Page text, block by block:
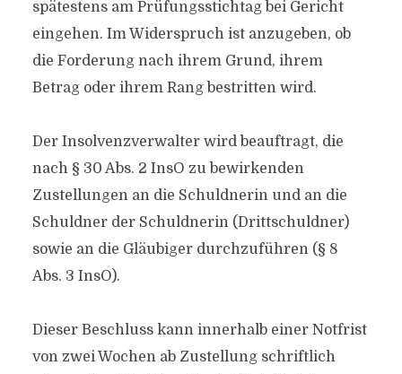
spätestens am Prüfungsstichtag bei Gericht
eingehen. Im Widerspruch ist anzugeben, ob
die Forderung nach ihrem Grund, ihrem
Betrag oder ihrem Rang bestritten wird.
Der Insolvenzverwalter wird beauftragt, die
nach § 30 Abs. 2 InsO zu bewirkenden
Zustellungen an die Schuldnerin und an die
Schuldner der Schuldnerin (Drittschuldner)
sowie an die Gläubiger durchzuführen (§ 8
Abs. 3 InsO).
Dieser Beschluss kann innerhalb einer Notfrist
von zwei Wochen ab Zustellung schriftlich